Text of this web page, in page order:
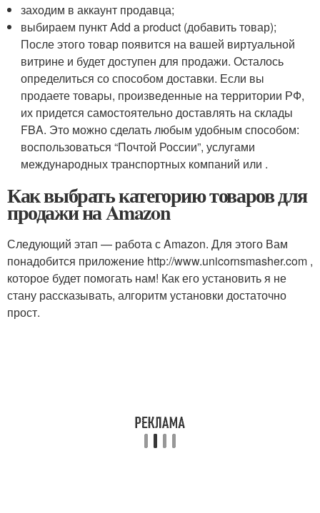
заходим в аккаунт продавца;
выбираем пункт Add a product (добавить товар);
После этого товар появится на вашей виртуальной
витрине и будет доступен для продажи. Осталось
определиться со способом доставки. Если вы
продаете товары, произведенные на территории РФ,
их придется самостоятельно доставлять на склады
FBA. Это можно сделать любым удобным способом:
воспользоваться “Почтой России”, услугами
международных транспортных компаний или .
Как выбрать категорию товаров для
продажи на Amazon
Следующий этап — работа с Amazon. Для этого Вам
понадобится приложение http://www.unicornsmasher.com ,
которое будет помогать нам! Как его установить я не
стану рассказывать, алгоритм установки достаточно
прост.